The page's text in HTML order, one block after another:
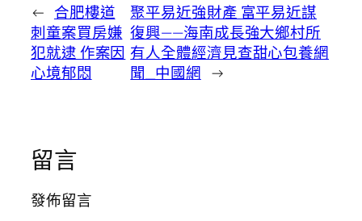
← 合肥樓道
刺童案買房嫌
犯就逮 作案因
心境郁悶
聚平易近強財產 富平易近謀
復興——海南成長強大鄉村所
有人全體經濟見查甜心包養網
聞_中國網 →
留言
發佈留言